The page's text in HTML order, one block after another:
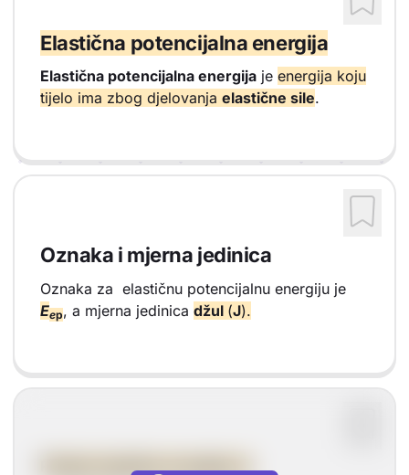
Elastična potencijalna energija
Elastična potencijalna energija je energija koju
tijelo ima zbog djelovanja elastične sile.
Oznaka i mjerna jedinica
Oznaka za elastičnu potencijalnu energiju je
Eep, a mjerna jedinica džul (J).